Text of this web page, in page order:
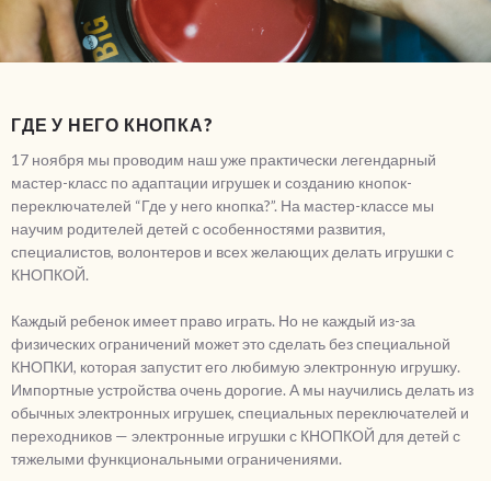
ГДЕ У НЕГО КНОПКА?
17 ноября мы проводим наш уже практически легендарный
мастер-класс по адаптации игрушек и созданию кнопок-
переключателей “Где у него кнопка?”. На мастер-классе мы
научим родителей детей с особенностями развития,
специалистов, волонтеров и всех желающих делать игрушки с
КНОПКОЙ.
Каждый ребенок имеет право играть. Но не каждый из-за
физических ограничений может это сделать без специальной
КНОПКИ, которая запустит его любимую электронную игрушку.
Импортные устройства очень дорогие. А мы научились делать из
обычных электронных игрушек, специальных переключателей и
переходников — электронные игрушки с КНОПКОЙ для детей с
тяжелыми функциональными ограничениями.